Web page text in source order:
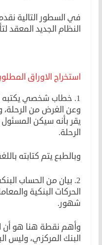
في السطور التالية
النظام الجديد المعقد
استخراج الاوراق
1. خطاب شخصي يكتبه
وعن الغرض من
يقر بأنه سيكن
الرحلة.
وبالطبع يتم كتابته
2. بيان من الحساب
شهور.
وأهم نقطة هنا هو أن
البنك المركزي، وليس